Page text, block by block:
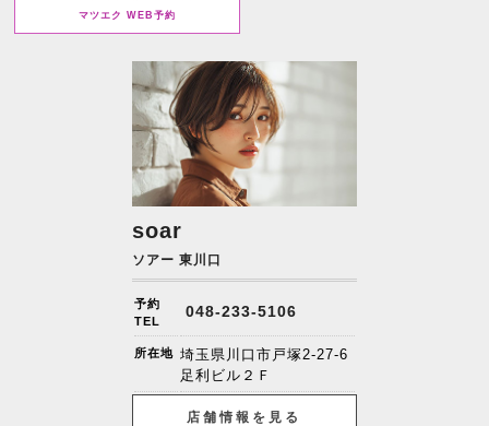
マツエク WEB予約
soar
ソアー 東川口
予約
TEL
048-233-5106
所在地 埼玉県川口市戸塚2-27-6
足利ビル２Ｆ
店舗情報を見る